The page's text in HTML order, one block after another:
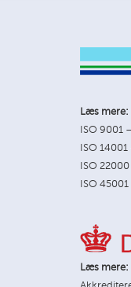
Læs mere:
ISO 9001
ISO
ISO
ISO
Læs mere: